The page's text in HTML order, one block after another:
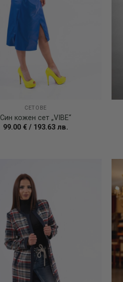
СЕТОВЕ
Син кожен сет „VIBE“
99.00 € / 193.63 лв.